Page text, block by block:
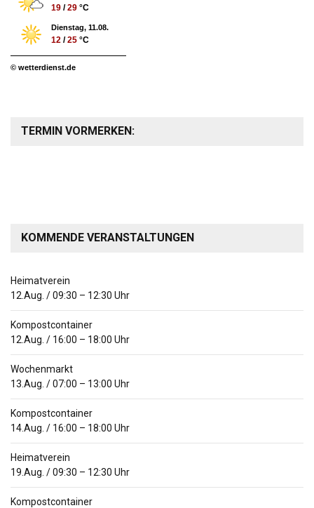
19 /29 °C
Dienstag, 11.08.
12 /25 °C
© wetterdienst.de
TERMIN VORMERKEN:
KOMMENDE VERANSTALTUNGEN
Heimatverein
12.Aug. /09:30 – 12:30 Uhr
Kompostcontainer
12.Aug. / 16:00 – 18:00 Uhr
Wochenmarkt
13.Aug. /07:00 – 13:00 Uhr
Kompostcontainer
14.Aug. / 16:00 – 18:00 Uhr
Heimatverein
19.Aug. /09:30 – 12:30 Uhr
Kompostcontainer